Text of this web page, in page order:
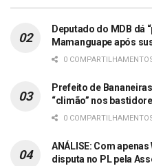
Deputado do MDB dá
Mamanguape após
0
Prefeito de
“climão” nos
0
ANÁLISE: Com
disputa no PL pela